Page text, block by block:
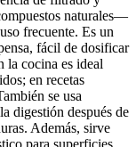
naturales—
frecuente. Es un
fácil de dosificar
la cocina es ideal
en recetas
se usa
digestión después de
Además, sirve
para superficies